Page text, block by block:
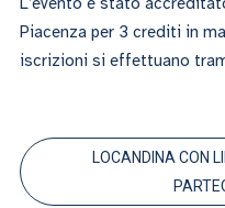
Piacenza per 3 crediti in
iscrizioni si effettuano
LOCANDINA CON